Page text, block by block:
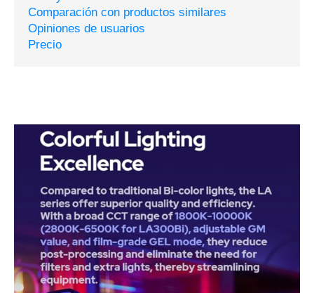
Comparación con productos similares
Opiniones de usuarios
Precio